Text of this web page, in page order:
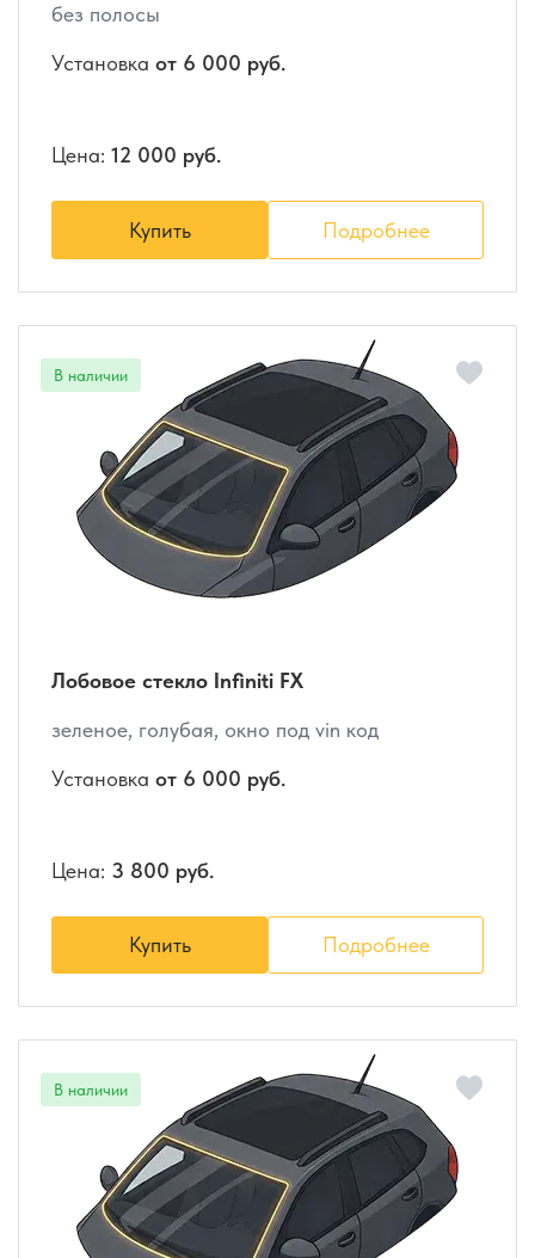
без полосы
Установка от 6 000 руб.
Цена: 12 000 руб.
Купить Подробнее
Лобовое стекло Infiniti FX
зеленое, голубая, окно под vin код
Установка от 6 000 руб.
Цена: 3 800 руб.
Купить Подробнее